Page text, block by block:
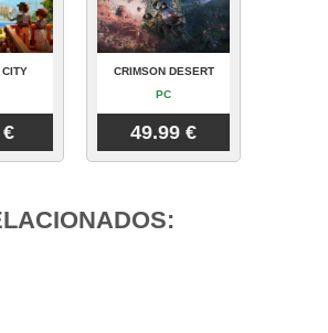
CITY
CRIMSON DESERT
PC
49.99 €